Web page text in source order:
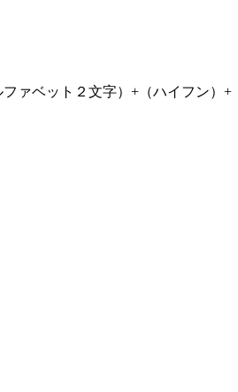
ァベット２文字）+（ハイフン）+